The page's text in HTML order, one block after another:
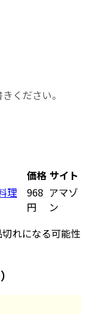
ください。
価格 サイト
理
968
円
アマゾ
ン
れになる可能性